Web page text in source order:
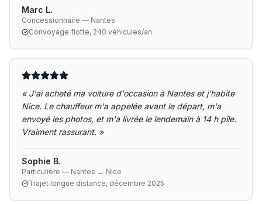
Marc L.
Concessionnaire — Nantes
Convoyage flotte, 240 véhicules/an
« J'ai acheté ma voiture d'occasion à Nantes et j'habite
Nice. Le chauffeur m'a appelée avant le départ, m'a
envoyé les photos, et m'a livrée le lendemain à 14 h pile.
Vraiment rassurant. »
Sophie B.
Particulière — Nantes → Nice
Trajet longue distance, décembre 2025